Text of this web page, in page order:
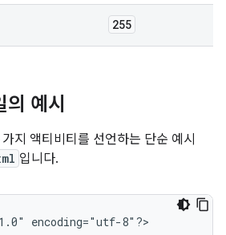
255
예시
지 액티비티를 선언하는 단순 예시
입니다.
encoding="utf-8"?>